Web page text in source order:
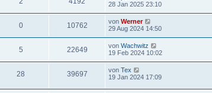
28 Jan 2025 23:10
0 10762 von Werner
29 Aug 2024 14:50
5 22649 von Wachwitz
19 Feb 2024 10:02
28 39697 von Tex
19 Jan 2024 17:09